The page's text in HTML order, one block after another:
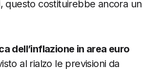
questo costituirebbe ancora un
dell’inflazione in area euro
al rialzo le previsioni da